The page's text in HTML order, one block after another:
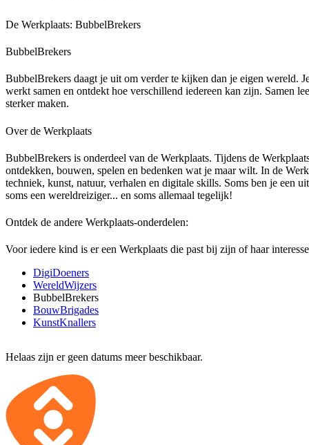
De Werkplaats: BubbelBrekers
BubbelBrekers
BubbelBrekers daagt je uit om verder te kijken dan je eigen wereld.
werkt samen en ontdekt hoe verschillend iedereen kan zijn. Samen
sterker maken.
Over de Werkplaats
BubbelBrekers is onderdeel van de Werkplaats. Tijdens de
ontdekken, bouwen, spelen en bedenken wat je maar wilt. In de
techniek, kunst, natuur, verhalen en digitale skills. Soms ben je een
soms een wereldreiziger... en soms allemaal tegelijk!
Ontdek de andere Werkplaats-onderdelen:
Voor iedere kind is er een Werkplaats die past bij zijn of haar
DigiDoeners
WereldWijzers
BubbelBrekers
BouwBrigades
KunstKnallers
Helaas zijn er geen datums meer beschikbaar.